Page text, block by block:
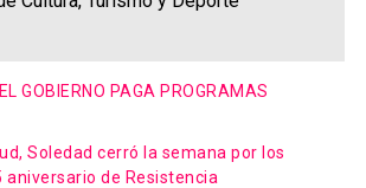
GOBIERNO PAGA PROGRAMAS
Soledad cerró la semana por los
de Resistencia